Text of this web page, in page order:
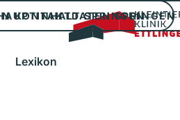
SPRINGEN
KONTAKTDATEN SPRINGEN
Lexikon